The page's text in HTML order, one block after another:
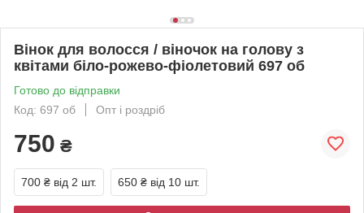
Вінок для волосся / віночок на голову з
квітами біло-рожево-фіолетовий 697 об
Готово до відправки
Код: 697 об
Опт і роздріб
750 ₴
700 ₴ від 2 шт. 650 ₴ від 10 шт.